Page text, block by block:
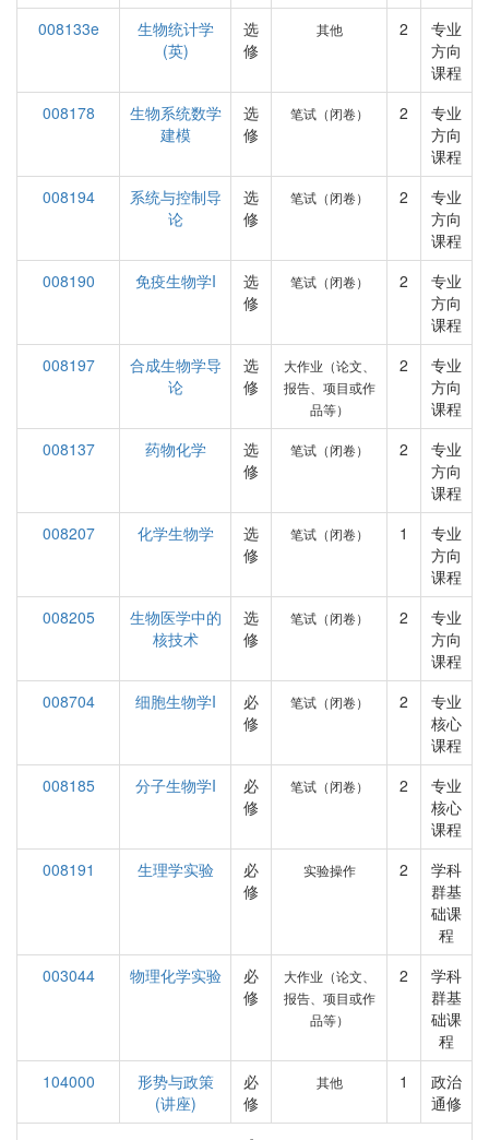
008133e
生物统计学
(英)
选
修
其他 2
专业
方向
课程
008178
生物系统数学
建模
选
修
笔试（闭卷） 2
专业
方向
课程
008194
系统与控制导
论
选
修
笔试（闭卷） 2
专业
方向
课程
008190
免疫生物学I
选
修
笔试（闭卷） 2
专业
方向
课程
008197
合成生物学导
论
选
修
大作业（论文、
报告、项目或作
品等）
2
专业
方向
课程
008137
药物化学
选
修
笔试（闭卷） 2
专业
方向
课程
008207
化学生物学
选
修
笔试（闭卷） 1
专业
方向
课程
008205
生物医学中的
核技术
选
修
笔试（闭卷） 2
专业
方向
课程
008704
细胞生物学I
必
修
笔试（闭卷） 2
专业
核心
课程
008185
分子生物学I
必
修
笔试（闭卷） 2
专业
核心
课程
008191
生理学实验
必
修
实验操作 2
学科
群基
础课
程
003044
物理化学实验
必
修
大作业（论文、
报告、项目或作
品等）
2
学科
群基
础课
程
104000
形势与政策
(讲座)
必
修
其他 1
政治
通修